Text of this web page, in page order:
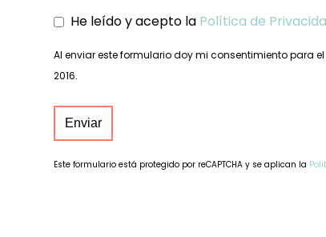
He leído y acepto la Política de
Al enviar este formulario doy mi consentimiento para el
2016.
Enviar
Este formulario está protegido por reCAPTCHA y se aplican la